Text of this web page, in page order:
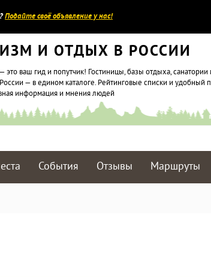
Подайте своё объявление у нас!
И ОТДЫХ В РОССИИ
это ваш гид и попутчик! Гостиницы, базы отдыха, санатории
— в едином каталоге. Рейтинговые списки и удобный
информация и мнения людей
События Отзывы Маршруты